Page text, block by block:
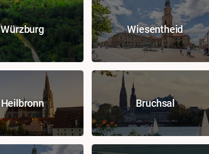
Würzburg Wiesentheid
Heilbronn Bruchsal